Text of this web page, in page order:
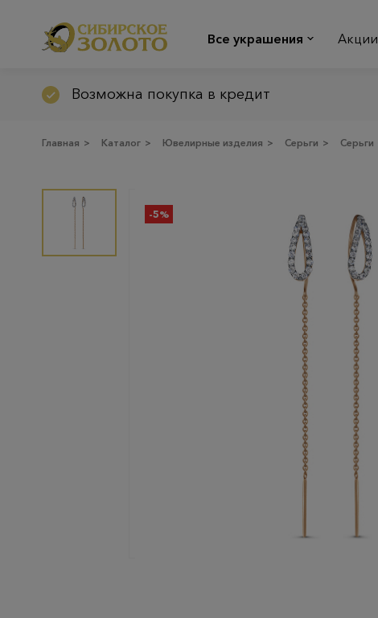
Все украшения Акции
Возможна покупка в кредит
Главная > Каталог > Ювелирные изделия > Серьги > Серьги
-5%